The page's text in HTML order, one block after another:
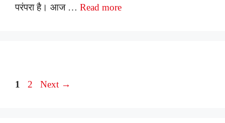
परंपरा है। आज … Read more
Page
1 Page
2 Next →